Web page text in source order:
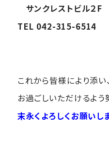
サンクレストビル２F
TEL 042-315-6514
これから皆様により添い
お過ごしいただけるよう
末永くよろしくお願いし